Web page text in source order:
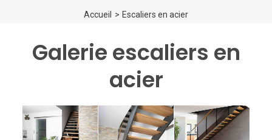
Accueil Escaliers en acier
Galerie escaliers en
acier